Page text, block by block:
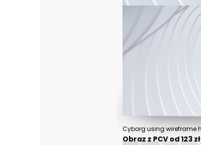
Obraz z PCV od 123 zł